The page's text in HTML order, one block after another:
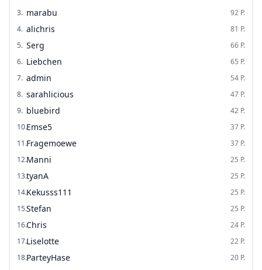
3. marabu 92 P.
4. alichris 81 P.
5. Serg 66 P.
6. Liebchen 65 P.
7. admin 54 P.
8. sarahlicious 47 P.
9. bluebird 42 P.
10.Emse5 37 P.
11.Fragemoewe 37 P.
12.Manni 25 P.
13.tyanA 25 P.
14.Kekusss111 25 P.
15.Stefan 25 P.
16.Chris 24 P.
17.Liselotte 22 P.
18.ParteyHase 20 P.